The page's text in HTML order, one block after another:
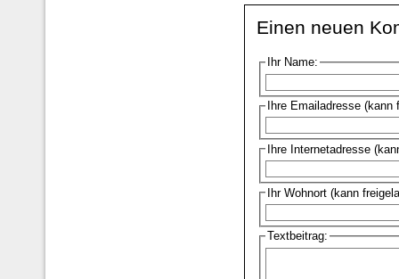
Einen neuen
Ihr Name:
Ihre Emailadresse
Ihre Internetadresse
Ihr Wohnort (kann
Textbeitrag: